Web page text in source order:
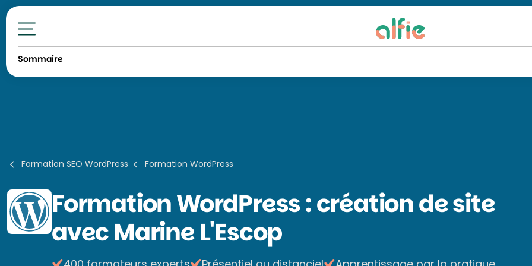
Toutes nos formations
Sommaire
Formation SEO WordPress Formation WordPress
FormationWordPress : création de site
avec Marine L'Escop